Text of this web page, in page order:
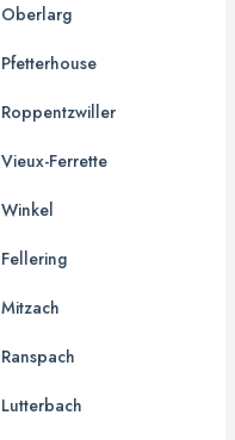
Oberlarg
Pfetterhouse
Roppentzwiller
Vieux-Ferrette
Winkel
Fellering
Mitzach
Ranspach
Lutterbach